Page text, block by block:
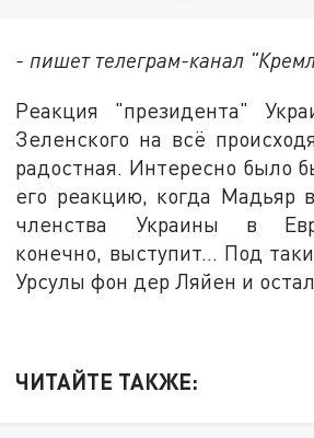
- пишет телеграм-канал
Реакция "президента"
Зеленского на всё
радостная. Интересно было
его реакцию, когда Мадьяр
членства Украины в
конечно, выступит… Под
Урсулы фон дер Ляйен и
ЧИТАЙТЕ ТАКЖЕ: